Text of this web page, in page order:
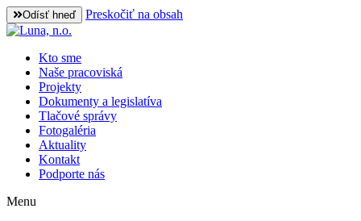
Odísť hneď Preskočiť na obsah
Kto sme
Naše pracoviská
Projekty
Dokumenty a legislatíva
Tlačové správy
Fotogaléria
Aktuality
Kontakt
Podporte nás
Menu